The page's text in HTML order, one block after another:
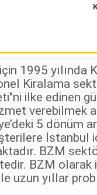
1995
Kiralama
ilke edinen
verebilmek
5
BZM
BZM
uzun yıllar